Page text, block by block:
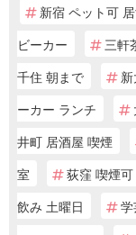
新宿 ペット可
ビーカー
三軒
千住 朝まで
ーカー ランチ
井町 居酒屋 喫煙
室
荻窪 喫煙
飲み 土曜日